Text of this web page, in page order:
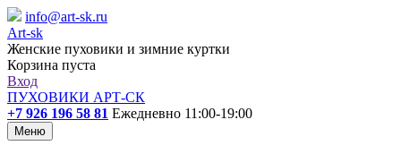
info@art-sk.ru
Art-sk
Женские пуховики и зимние куртки
Корзина пуста
Вход
ПУХОВИКИ АРТ-СК
+7 926 196 58 81 Ежедневно 11:00-19:00
Меню